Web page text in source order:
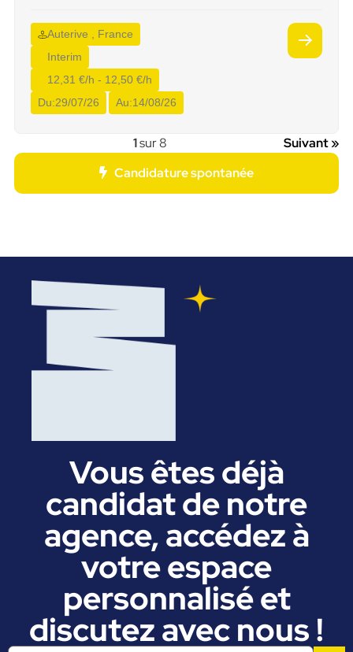
Auterive , France
Interim
12,31 €/h - 12,50 €/h
Du:29/07/26 Au:14/08/26
1sur 8
Suivant »
Candidature spontanée
Vous êtes déjà
candidat de notre
agence, accédez à
votre espace
personnalisé et
discutez avec nous !